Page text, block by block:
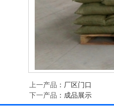
上一产品 ： 厂区门口
下一产品 ： 成品展示